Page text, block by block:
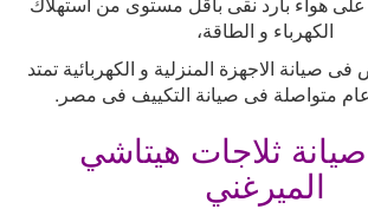
الكهرباء و الطاقة،
صيانة الاجهزة المنزلية و الكهربائية تمتد
.
ثلاجات هيتاشي
الميرغني